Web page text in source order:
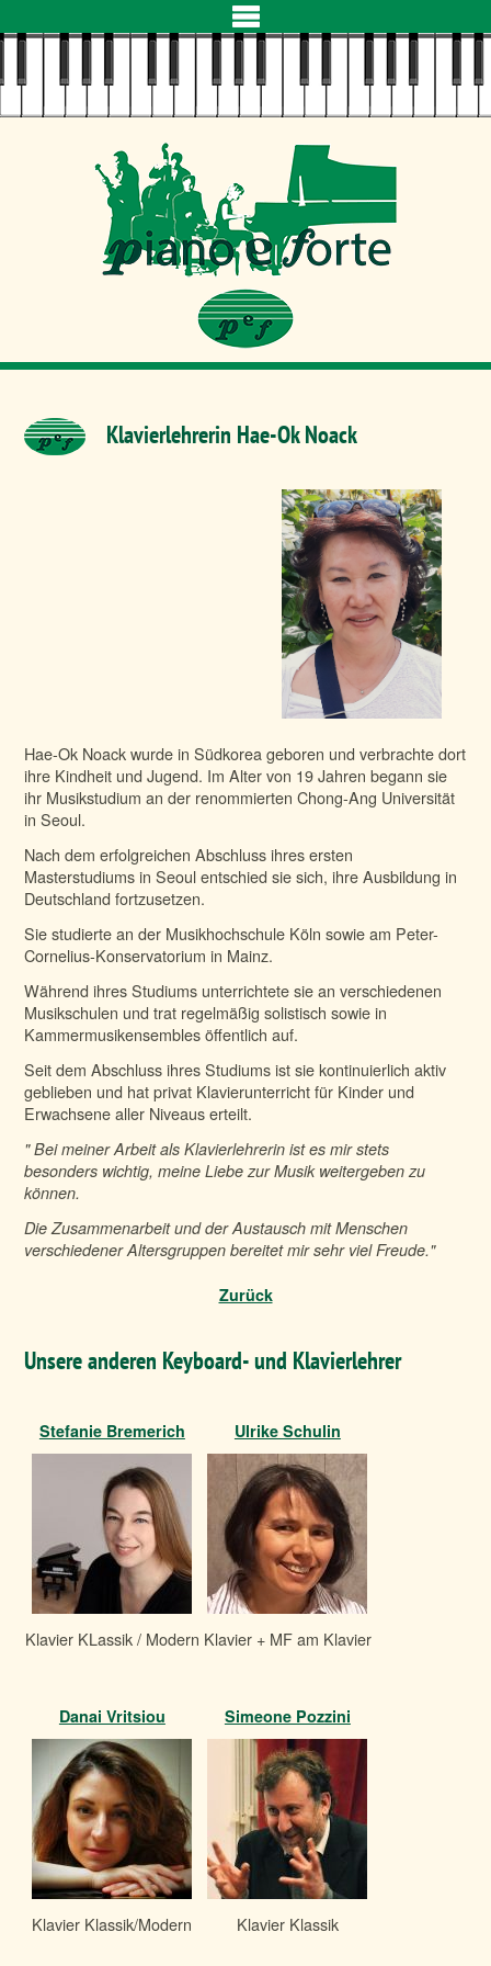
Navigation
überspringen
Klavierlehrerin Hae-Ok Noack
Hae-Ok Noack wurde in Südkorea geboren und verbrachte dort
ihre Kindheit und Jugend. Im Alter von 19 Jahren begann sie
ihr Musikstudium an der renommierten Chong-Ang Universität
in Seoul.
Nach dem erfolgreichen Abschluss ihres ersten
Masterstudiums in Seoul entschied sie sich, ihre Ausbildung in
Deutschland fortzusetzen.
Sie studierte an der Musikhochschule Köln sowie am Peter-
Cornelius-Konservatorium in Mainz.
Während ihres Studiums unterrichtete sie an verschiedenen
Musikschulen und trat regelmäßig solistisch sowie in
Kammermusikensembles öffentlich auf.
Seit dem Abschluss ihres Studiums ist sie kontinuierlich aktiv
geblieben und hat privat Klavierunterricht für Kinder und
Erwachsene aller Niveaus erteilt.
" Bei meiner Arbeit als Klavierlehrerin ist es mir stets
besonders wichtig, meine Liebe zurMusik weitergeben zu
können.
Die Zusammenarbeit und der Austausch mit Menschen
verschiedener Altersgruppen bereitet mir sehr viel Freude."
Zurück
Unsere anderen Keyboard- und Klavierlehrer
Stefanie Bremerich
Klavier KLassik / Modern
Ulrike Schulin
Klavier + MF am Klavier
Danai Vritsiou
Klavier Klassik/Modern
Simeone Pozzini
Klavier Klassik